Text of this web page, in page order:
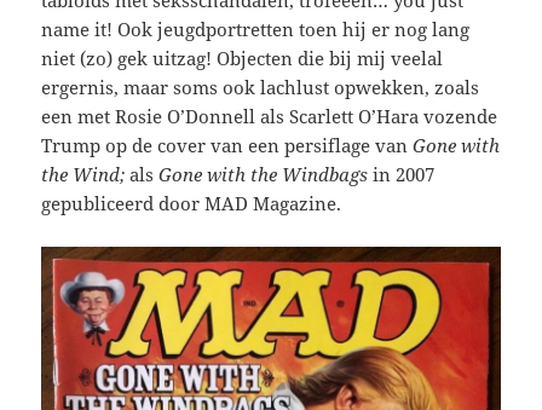
name it! Ook jeugdportretten toen hij er nog lang
niet (zo) gek uitzag! Objecten die bij mij veelal
ergernis, maar soms ook lachlust opwekken, zoals
een met Rosie O’Donnell als Scarlett O’Hara vozende
Trump op de cover van een persiflage vanGone with
the Wind;als Gone with the Windbagsin 2007
gepubliceerd door MAD Magazine.